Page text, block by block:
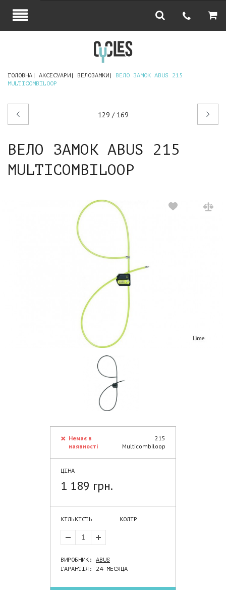
ГОЛОВНА АКСЕСУАРИ ВЕЛОЗАМКИ
ВЕЛО ЗАМОК ABUS 215
MULTICOMBILOOP
129 / 169
Наступний
ВЕЛО ЗАМОК ABUS 215
MULTICOMBILOOP
Немає в
наявності
215
Multicombiloop
ЦІНА
1 189 грн.
КІЛЬКІСТЬ КОЛІР
ВИРОБНИК: ABUS
ГАРАНТІЯ: 24 МЕСЯЦА